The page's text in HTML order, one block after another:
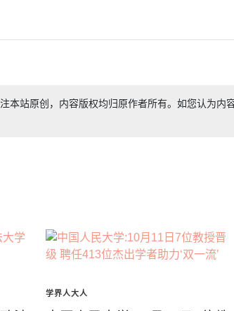
本站原创，内容版权均归原作者所有。如您认为内
学界人大人